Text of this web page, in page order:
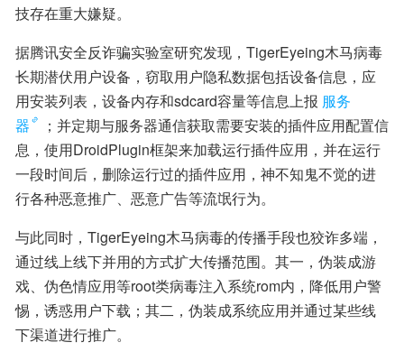
技存在重大嫌疑。
据腾讯安全反诈骗实验室研究发现，TigerEyeing木马病毒
长期潜伏用户设备，窃取用户隐私数据包括设备信息，应
用安装列表，设备内存和sdcard容量等信息上报 服务
器
；并定期与服务器通信获取需要安装的插件应用配置信
息，使用DroidPlugin框架来加载运行插件应用，并在运行
一段时间后，删除运行过的插件应用，神不知鬼不觉的进
行各种恶意推广、恶意广告等流氓行为。
与此同时，TigerEyeing木马病毒的传播手段也狡诈多端，
通过线上线下并用的方式扩大传播范围。其一，伪装成游
戏、伪色情应用等root类病毒注入系统rom内，降低用户警
惕，诱惑用户下载；其二，伪装成系统应用并通过某些线
下渠道进行推广。